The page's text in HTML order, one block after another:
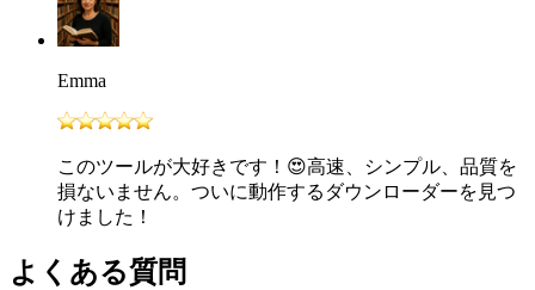
Emma
このツールが大好きです！😍高速、シンプル、品質を
損ないません。ついに動作するダウンローダーを見つ
けました！
よくある質問